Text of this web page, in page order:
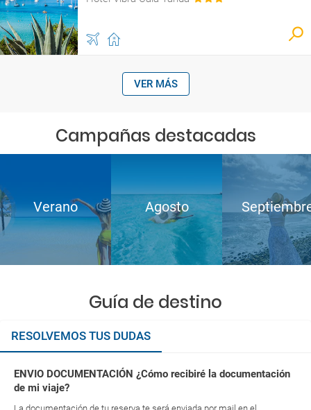
VER MÁS
Campañas destacadas
Verano Agosto
Guía de destino
RESOLVEMOS TUS DUDAS
ENVIO DOCUMENTACIÓN ¿Cómo recibiré la documentación
de mi viaje?